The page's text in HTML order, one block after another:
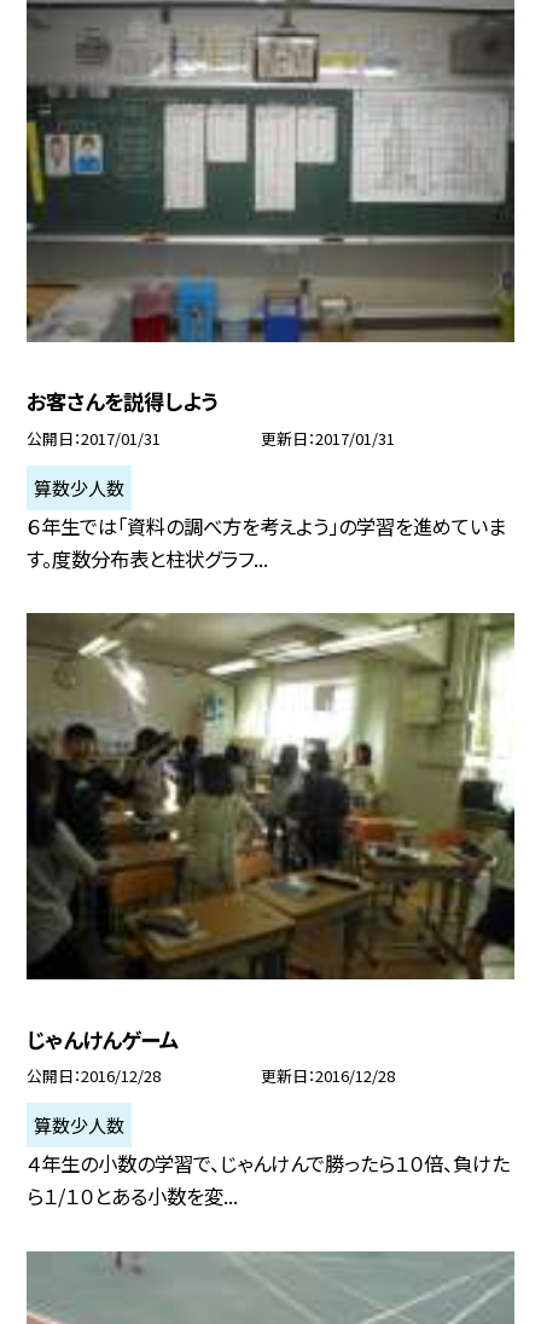
お客さんを説得しよう
公開日 2017/01/31 更新日 2017/01/31
算数少人数
６年生では「資料の調べ方を考えよう」の学習を進めていま
す。度数分布表と柱状グラフ...
じゃんけんゲーム
公開日 2016/12/28 更新日 2016/12/28
算数少人数
４年生の小数の学習で、じゃんけんで勝ったら１０倍、負けた
ら１/１０とある小数を変...